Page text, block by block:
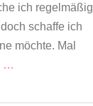
ich regelmäßig
schaffe ich
möchte. Mal
…